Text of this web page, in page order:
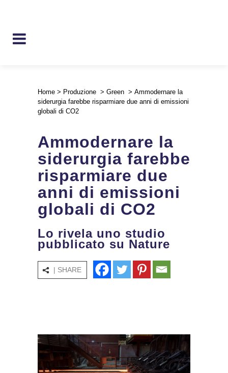
Home > Produzione > Green > Ammodernare la
siderurgia farebbe risparmiare due anni di emissioni
globali di CO2
Ammodernare la
siderurgia farebbe
risparmiare due
anni di emissioni
globali di CO2
Lo rivela uno studio
pubblicato su Nature
| SHARE